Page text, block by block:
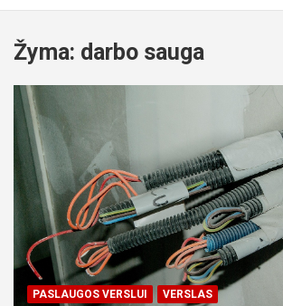
Žyma: darbo sauga
PASLAUGOS VERSLUI VERSLAS